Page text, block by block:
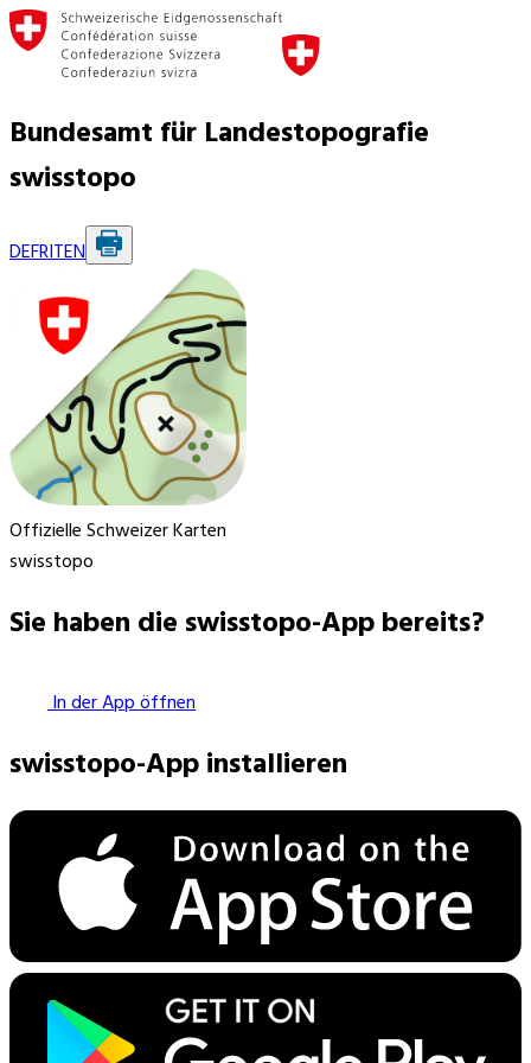
Bundesamt für Landestopografie
swisstopo
DEFRITEN
Offizielle Schweizer Karten
swisstopo
Sie haben die swisstopo-App bereits?
In der App öffnen
swisstopo-App installieren